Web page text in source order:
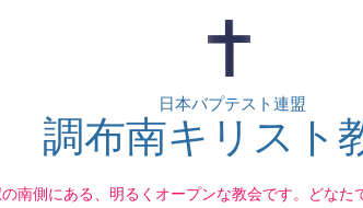
南側にある、明るくオープンな教会です。どなた
日本バプテスト連盟
調布南キリスト